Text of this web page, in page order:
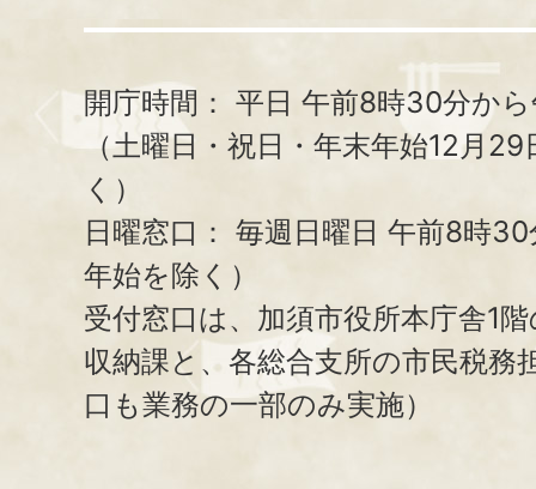
開庁時間： 平日 午前8時30分か
（土曜日・祝日・年末年始12月
く）
日曜窓口： 毎週日曜日 午前8時
年始を除く）
受付窓口は、加須市役所本庁舎1
収納課と、 各総合支所の市民税務
口も業務の一部のみ実施）